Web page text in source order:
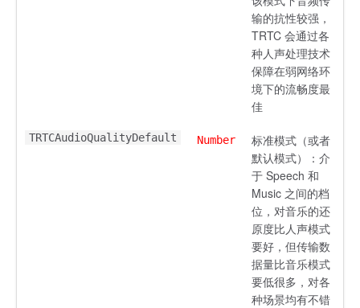
输的抗性较强，
TRTC 会通过各
种人声处理技术
保障在弱网络环
境下的流畅度最
佳
TRTCAudioQualityDefault Number
标准模式（或者
默认模式）：介
于 Speech 和
Music 之间的档
位，对音乐的还
原度比人声模式
要好，但传输数
据量比音乐模式
要低很多，对各
种场景均有不错